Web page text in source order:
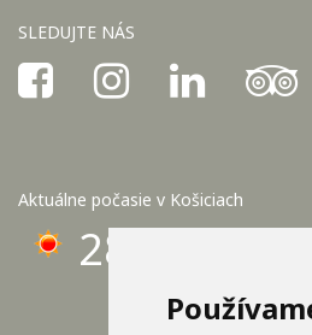
SLEDUJTE NÁS
Aktuálne počasie v Košiciach
28°C